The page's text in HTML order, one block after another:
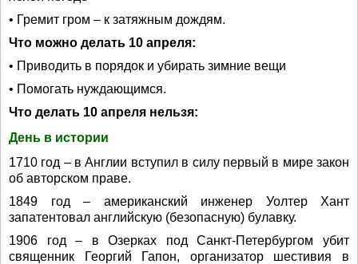
• Гремит гром – к затяжным дождям.
Что можно делать 10 апреля:
• Приводить в порядок и убирать зимние вещи
• Помогать нуждающимся.
Что делать 10 апреля нельзя:
День в истории
1710 год – в Англии вступил в силу первый в мире закон
об авторском праве.
1849 год – американский инженер Уолтер Хант
запатентовал английскую (безопасную) булавку.
1906 год – в Озерках под Санкт-Петербургом убит
священник Георгий Гапон, организатор шестивия в